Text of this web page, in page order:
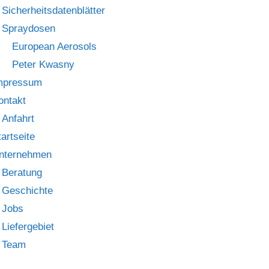
Sicherheitsdatenblätter
Spraydosen
European Aerosols
Peter Kwasny
Anfahrt
Beratung
Geschichte
Jobs
Liefergebiet
Team